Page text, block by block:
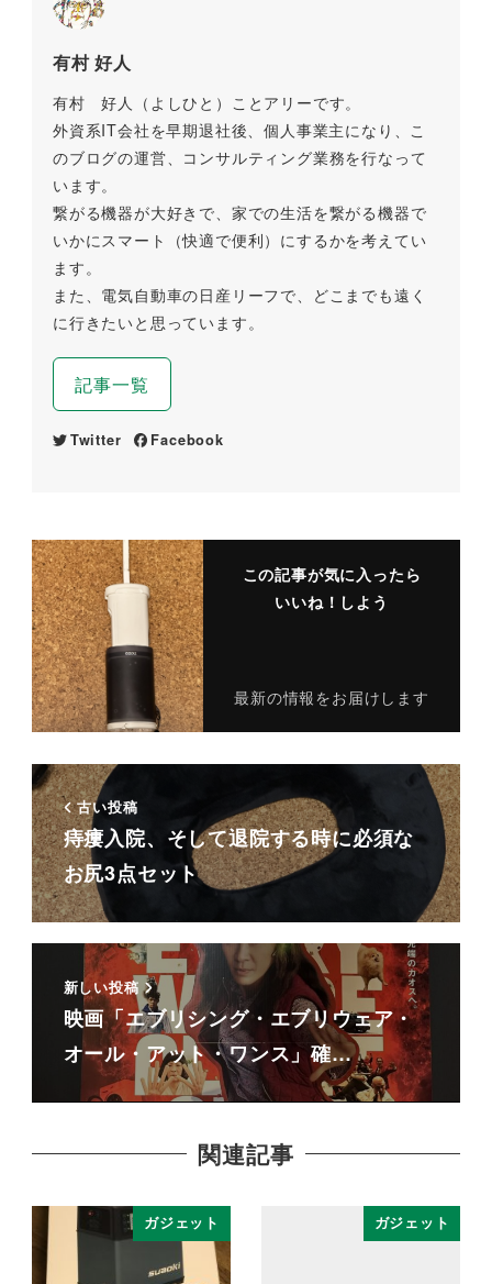
有村 好人
有村 好人（よしひと）ことアリーです。
外資系IT会社を早期退社後、個人事業主になり、こ
のブログの運営、コンサルティング業務を行なって
います。
繋がる機器が大好きで、家での生活を繋がる機器で
いかにスマート（快適で便利）にするかを考えてい
ます。
また、電気自動車の日産リーフで、どこまでも遠く
に行きたいと思っています。
記事一覧
Twitter Facebook
この記事が気に入ったら
いいね！しよう
最新の情報をお届けします
古い投稿
痔瘻入院、そして退院する時に必須な
お尻3点セット
新しい投稿
映画「エブリシング・エブリウェア・
オール・アット・ワンス」確…
関連記事
ガジェット ガジェット